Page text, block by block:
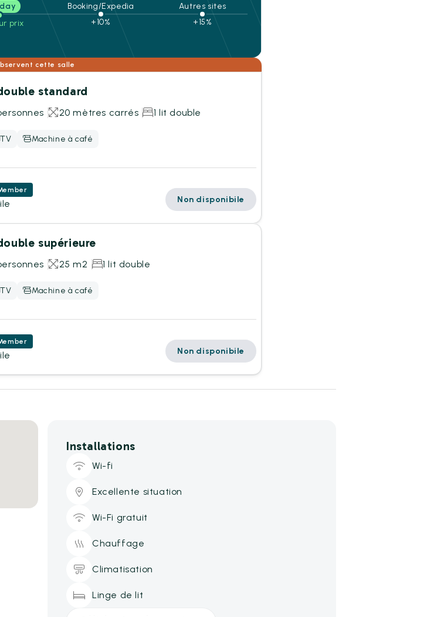
prix
Booking/Expedia
+10%
Autres sites
+15%
cette salle
standard
20 mètres carrés 1 lit double
TV
Machine à café
Non disponibile
supérieure
25 m2 1 lit double
TV
Machine à café
Non disponibile
Installations
Wi-fi
Excellente situation
Wi-Fi gratuit
Chauffage
Climatisation
Linge de lit